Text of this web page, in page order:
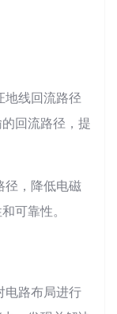
地线回流路径
回流路径，提
径，降低电磁
可靠性。
电路布局进行